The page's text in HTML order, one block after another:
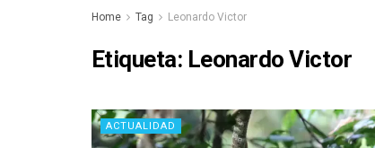
Home Tag Leonardo Victor
Etiqueta: Leonardo Victor
ACTUALIDAD